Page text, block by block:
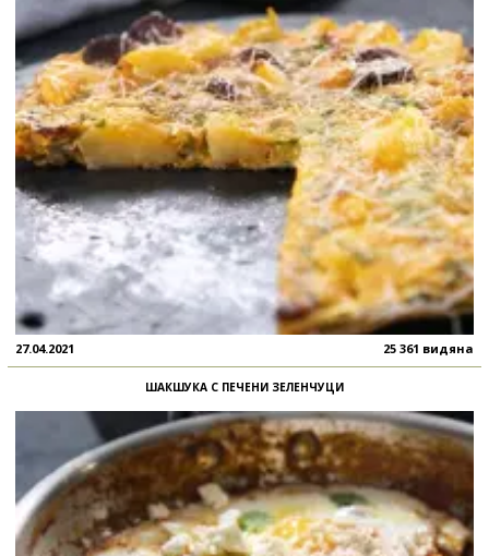
27.04.2021 25 361 видяна
ШАКШУКА С ПЕЧЕНИ ЗЕЛЕНЧУЦИ